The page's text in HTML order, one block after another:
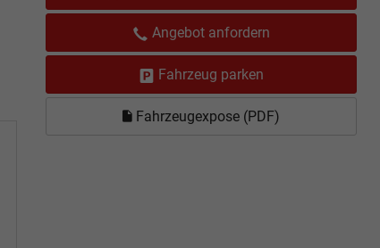
Angebot anfordern
Fahrzeug parken
Fahrzeugexpose (PDF)